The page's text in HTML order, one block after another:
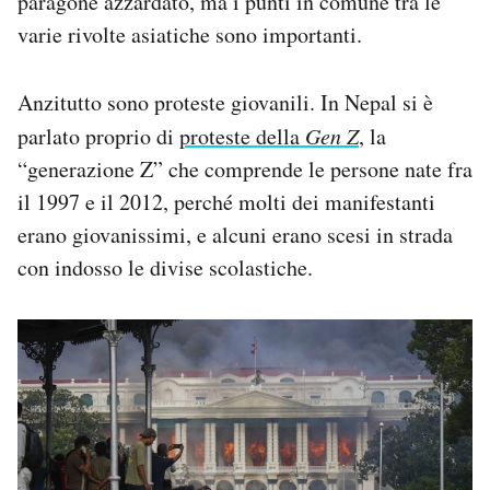
varie rivolte asiatiche sono importanti.
Anzitutto sono proteste giovanili. In Nepal si è
parlato proprio di proteste della Gen Z, la
“generazione Z” che comprende le persone nate fra
il 1997 e il 2012, perché molti dei manifestanti
erano giovanissimi, e alcuni erano scesi in strada
con indosso le divise scolastiche.